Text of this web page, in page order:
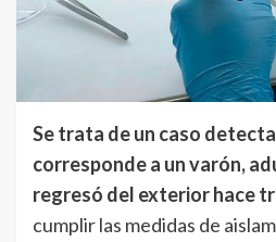
Se trata de un caso
corresponde a un varón,
regresó del exterior hace
cumplir las medidas de